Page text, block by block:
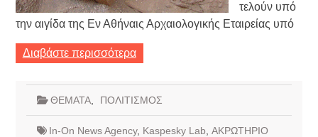
τελούν υπό
την αιγίδα της Εν Αθήναις Αρχαιολογικής Εταιρείας υπό
Διαβάστε περισσότερα
ΘΕΜΑΤΑ, ΠΟΛΙΤΙΣΜΟΣ
In-On News Agency, Kaspesky Lab ΑΚΡΩΤΗΡΙΟ